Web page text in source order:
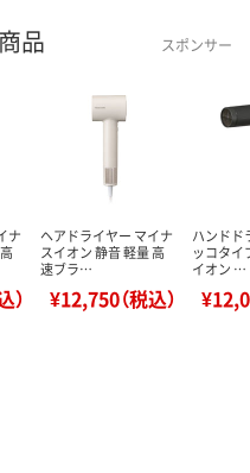
品 スポンサー
ナ
）
ヘアドライヤー マイナ
スイオン 静音 軽量 高
速ブラ…
¥12,750（税込）
ハンドド
ッコタイ
イオン …